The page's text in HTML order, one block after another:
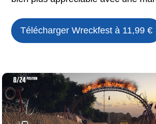
TéléchargerWreckfest à 11,99 €